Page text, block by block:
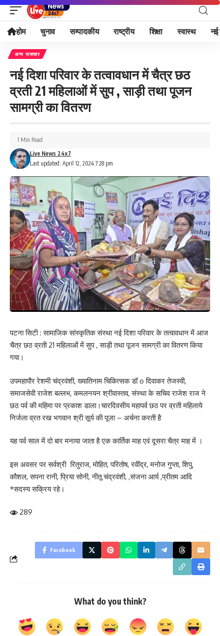
होम चुनाव सम्पादकीय राष्ट्रीय शिक्षा स्वास्थ नई
अन्य समाचार
नई दिशा परिवार के तत्वावधान में चैत्र छठ
व्रती 21 महिलाओं में सुप , साड़ी तथा पूजन
सामग्री का वितरण
Last updated: April 12, 2024 7:28 pm
Live News 24x7
1 Min Read
पटना सिटी : सामाजिक सांस्कृतिक संस्था नई दिशा परिवार के तत्वावधान में आज
चैत्र छठ व्रती 21 महिलाओं में सुप , साड़ी तथा पूजन सामग्री का वितरण किया
गया।
उपमहापौर रेशमी चंद्रवंशी, ख्यातिनाम चिकित्सक डॉ o दिवाकर तेजस्वी,
समाजसेवी राजेश बल्लभ, कमलनयन श्रीवास्तव, संस्था के सचिव राजेश राज ने
छठ पर्व की महिमा पर प्रकाश डाला।चारदिवसीय महापर्व छठ पर व्रती महिलाये
निर्जला व्रत रख भगवान श्री सूर्य की पूजा – अर्चना करती है
यह पर्व साल में दो बार मनाया जाता है एक कार्तिक माह एवं दूसरा चैत्र माह में ।
इस अवसर पर सर्वश्री रितुराज, मोहित, परितोष, रवींद्र, मनोज गुप्ता, शिपु,
कौशल, सपना रानी, प्रिया सोनी, नीतू चंद्रवंशी, ,संजना आर्य ,प्रीतम आदि
*सदस्य सक्रिय रहे।
289
Facebook
What do you think?